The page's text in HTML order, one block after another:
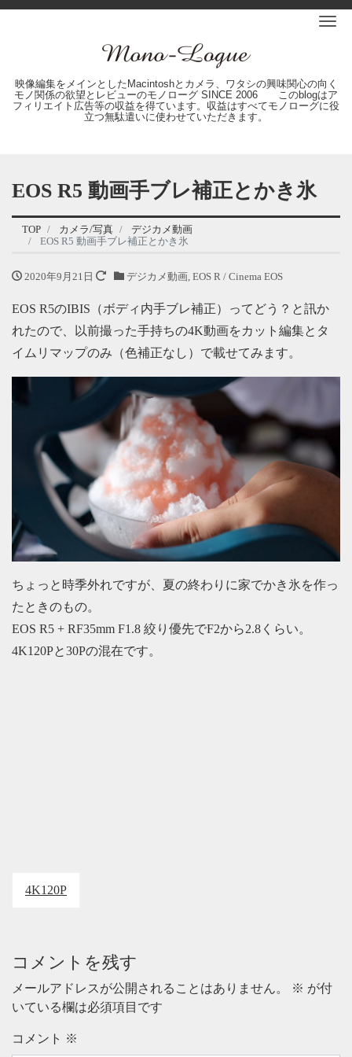
映像編集をメインとしたMacintoshとカメラ、ワタシの興味関心の向く
モノ関係の欲望とレビューのモノローグ SINCE 2006 このblogはア
フィリエイト広告等の収益を得ています。収益はすべてモノローグに役
立つ無駄遣いに使わせていただきます。
EOS R5 動画手ブレ補正とかき氷
TOP カメラ/写真
デジカメ動画
EOS R5 動画手ブレ補正とかき氷
2020年9月21日 デジカメ動画, EOS R / Cinema EOS
EOS R5のIBIS（ボディ内手ブレ補正）ってどう？と訊か
れたので、以前撮った手持ちの4K動画をカット編集とタ
イムリマップのみ（色補正なし）で載せてみます。
ちょっと時季外れですが、夏の終わりに家でかき氷を作っ
たときのもの。
EOS R5 + RF35mm F1.8 絞り優先でF2から2.8くらい。
4K120Pと30Pの混在です。
4K120P
コメントを残す
メールアドレスが公開されることはありません。 ※ が付
いている欄は必須項目です
コメント ※